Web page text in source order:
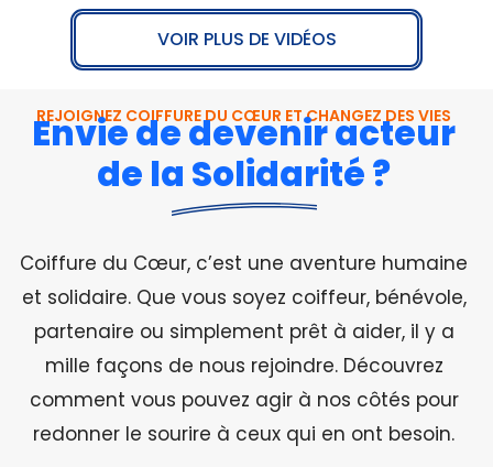
VOIR PLUS DE VIDÉOS
REJOIGNEZ COIFFURE DU CŒUR ET CHANGEZ DES VIES
Envie de devenir acteur
de la Solidarité ?
Coiffure du Cœur, c’est une aventure humaine
et solidaire. Que vous soyez coiffeur, bénévole,
partenaire ou simplement prêt à aider, il y a
mille façons de nous rejoindre. Découvrez
comment vous pouvez agir à nos côtés pour
redonner le sourire à ceux qui en ont besoin.